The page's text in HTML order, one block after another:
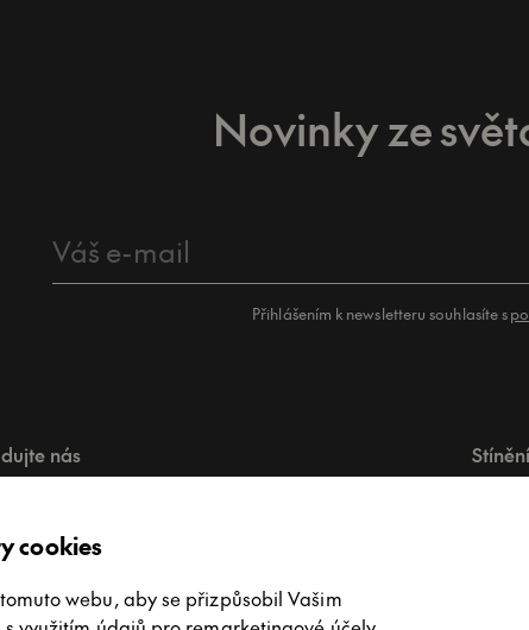
Novinky ze
Přihlášením k newsletteru souhlasíte s
nás Stínění
cookies
webu, aby se přizpůsobil Vašim